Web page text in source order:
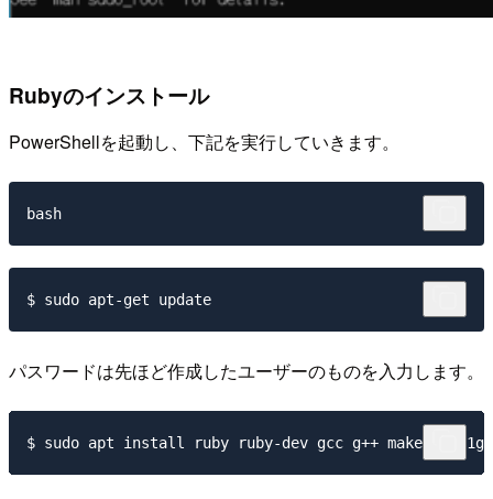
Rubyのインストール
PowerShellを起動し、下記を実行していきます。
パスワードは先ほど作成したユーザーのものを入力します。